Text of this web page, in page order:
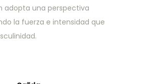
adopta una perspectiva
la fuerza e intensidad que